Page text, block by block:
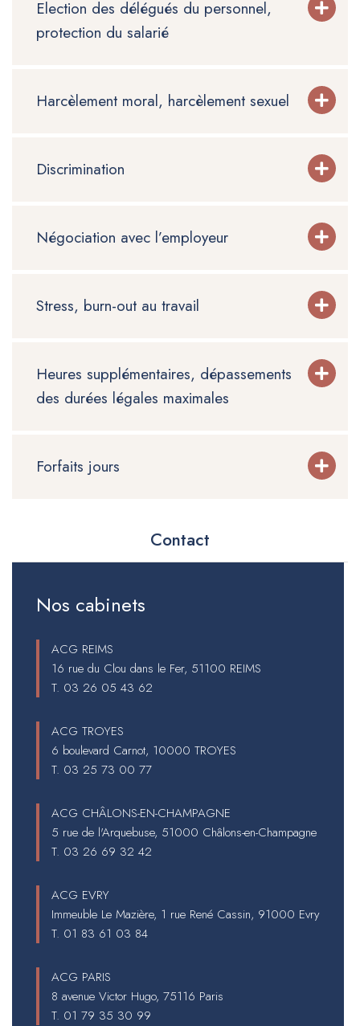
Election des délégués du personnel,
protection du salarié
Harcèlement moral, harcèlement sexuel
Discrimination
Négociation avec l’employeur
Stress, burn-out au travail
Heures supplémentaires, dépassements
des durées légales maximales
Forfaits jours
Contact
Nos cabinets
ACG REIMS
16 rue du Clou dans le Fer, 51100 REIMS
T. 03 26 05 43 62
ACG TROYES
6 boulevard Carnot, 10000 TROYES
T. 03 25 73 00 77
ACG CHÂLONS-EN-CHAMPAGNE
5 rue de l'Arquebuse, 51000 Châlons-en-Champagne
T. 03 26 69 32 42
ACG EVRY
Immeuble Le Mazière, 1 rue René Cassin, 91000 Evry
T. 01 83 61 03 84
ACG PARIS
8 avenue Victor Hugo, 75116 Paris
T. 01 79 35 30 99